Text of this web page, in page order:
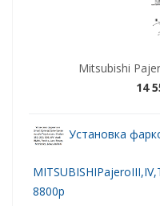
Mitsubishi
14
Установка
8800р